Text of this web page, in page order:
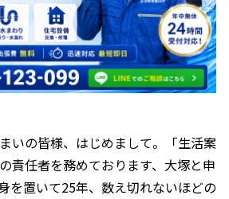
いの皆様、はじめまして。「生活案
責任者を務めております、大塚と申
を置いて25年、数え切れないほどの